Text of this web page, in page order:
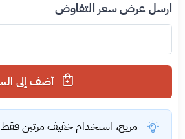
ارسل عرض سعر التفاوض
مريح، استخدام خفيف مرتين فقط